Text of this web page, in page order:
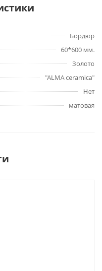
Бордюр
60*600 мм.
Золото
"ALMA ceramica"
Нет
матовая